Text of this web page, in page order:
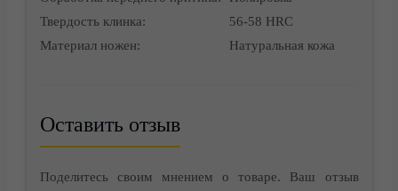
Контакты
Твердость клинка:
56-58 HRC
Материал ножен:
Натуральная кожа
Оставить отзыв
Поделитесь своим мнением о товаре. Ваш отзыв